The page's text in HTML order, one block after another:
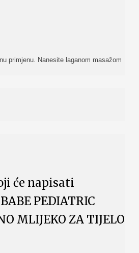
primjenu. Nanesite laganom masažom
će napisati
PEDIATRIC
MLIJEKO ZA TIJELO